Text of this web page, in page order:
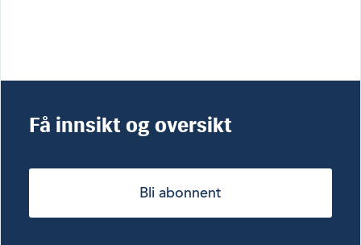
Få innsikt og oversikt
Bli abonnent